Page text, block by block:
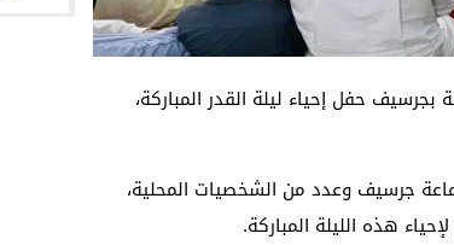
حفل إحياء ليلة القدر المباركة،
جرسيف وعدد من الشخصيات المحلية،
هذه الليلة المباركة.